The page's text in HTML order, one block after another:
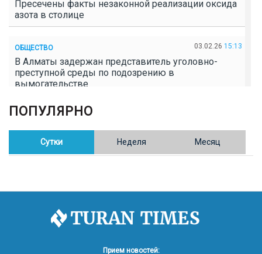
Пресечены факты незаконной реализации оксида
азота в столице
ОБЩЕСТВО 03.02.26 15:13
В Алматы задержан представитель уголовно-
преступной среды по подозрению в
вымогательстве
ОБЩЕСТВО
Полицейские пресекли незаконное выращивание
конопли в Таразе
Казахстан возглавил Договор о зоне, свободной от
8 тыс. жителей Степногорска получили перерасчёт
ПОПУЛЯРНО
Сутки Неделя Месяц
Прием новостей: